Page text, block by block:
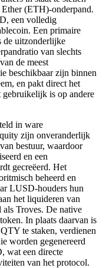
(ETH)-onderpand.
een volledig
Een primaire
de uitzonderlijke
van slechts
de meest
beschikbaar zijn binnen
en pakt direct het
gebruikelijk is op andere
in ware
zijn onveranderlijk
bestuur, waardoor
en een
gecreëerd. Het
beheerd en
LUSD-houders hun
het liquideren van
als Troves. De native
In plaats daarvan is
te staken, verdienen
worden gegenereerd
wat een directe
van het protocol.